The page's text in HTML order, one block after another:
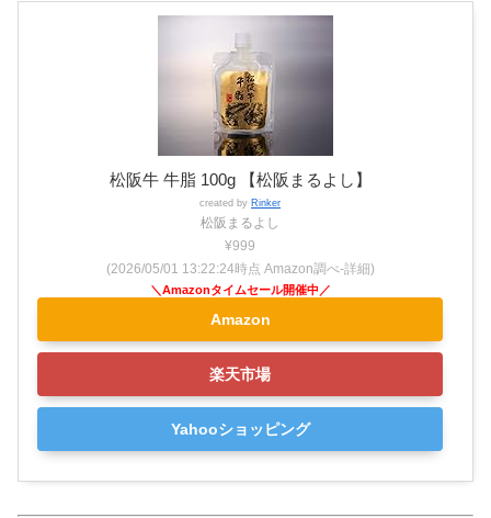
松阪牛 牛脂 100g 【松阪まるよし】
created by Rinker
松阪まるよし
¥999
(2026/05/01 13:22:24時点 Amazon調べ-詳細)
Amazon
楽天市場
Yahooショッピング